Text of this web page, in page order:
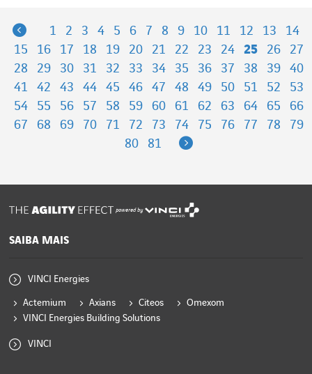
Previous
1 2 3 4 5 6 7 8 9 10 11 12 13
14
15
16 17 18 19 20 21 22 23 24 25 26
27
28
29 30 31 32 33 34 35 36 37 38 39
40
41
42 43 44 45 46 47 48 49 50 51 52
53
54
55 56 57 58 59 60 61 62 63 64 65
66
67
68 69 70 71 72 73 74 75 76 77 78
79
80
81 Next
powered by
SAIBA MAIS
VINCI Energies
Actemium Axians Citeos
Omexom
VINCI Energies Building Solutions
VINCI